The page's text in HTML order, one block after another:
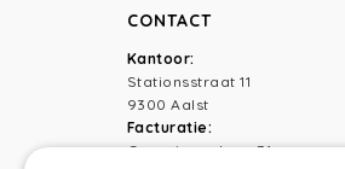
CONTACT
Kantoor:
Stationsstraat 11
9300 Aalst
Facturatie:
Capucienenlaan 31